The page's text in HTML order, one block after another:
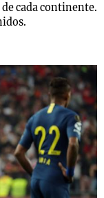
cada continente.